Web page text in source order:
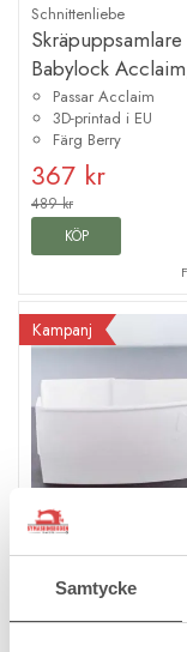
Samtycke
Schnittenliebe
Skräpuppsamlare
Babylock
Passar Acclaim
3D-printad i EU
Färg Berry
367 kr
489 kr
KÖP
Kampanj
Schnittenliebe
Skräpuppsamlare